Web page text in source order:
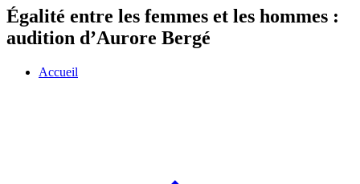
Égalité entre les femmes et les hommes :
audition d’Aurore Bergé
Accueil